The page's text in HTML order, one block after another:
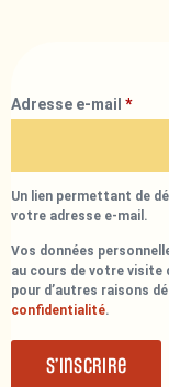
Adresse e-mail *
Un lien permettant de
votre adresse e-mail.
Vos données
au cours de votre visite
pour d’autres raisons
confidentialité.
S’inscrire